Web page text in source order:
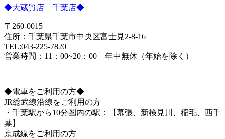
◆大蔵質店 千葉店◆
〒260-0015
住所：千葉県千葉市中央区富士見2-8-16
TEL:043-225-7820
営業時間：11：00~20：00 年中無休（年始を除く）
◆電車をご利用の方◆
JR総武線沿線をご利用の方
・千葉駅から10分圏内の駅：【幕張、新検見川、稲毛、西千
葉】
京成線をご利用の方